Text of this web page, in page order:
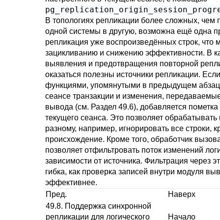
В топологиях репликации более сложных, чем
одной системы в другую, возможна ещё одна
репликация уже воспроизведённых строк, что
зацикливанию и снижению эффективности. В
выявления и предотвращения повторной
оказаться полезны источники репликации.
функциями, упомянутыми в предыдущем
сеансе транзакции и изменения,
вывода (см. Раздел 49.6), добавляется
текущего сеанса. Это позволяет
разному, например, игнорировать все строки,
происхождение. Кроме того, обработчик
позволяет отфильтровать поток изменений
зависимости от источника. Фильтрация через
гибка, как проверка записей внутри модуля
эффективнее.
Пред.
Наверх
49.8. Поддержка синхронной
репликации для логического
Начало